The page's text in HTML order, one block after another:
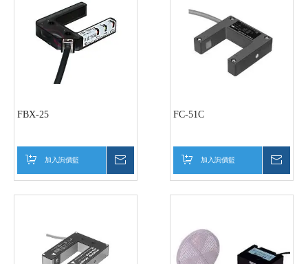
FBX-25
加入詢價籃
FC-51C
加入詢價籃